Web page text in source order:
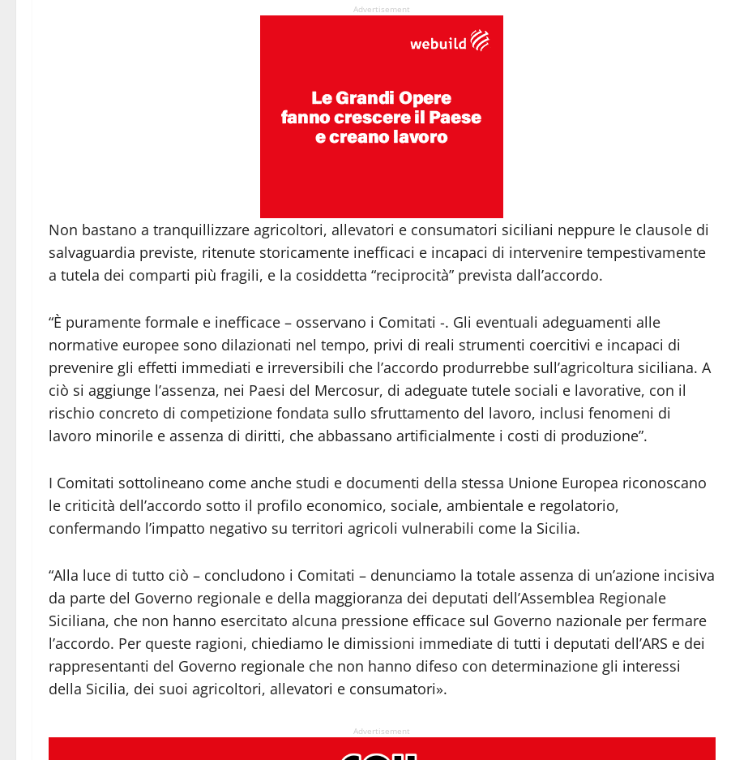
Advertisement
Non bastano a tranquillizzare agricoltori, allevatori e consumatori siciliani neppure le clausole di
salvaguardia previste, ritenute storicamente inefficaci e incapaci di intervenire tempestivamente
a tutela dei comparti più fragili, e la cosiddetta “reciprocità” prevista dall’accordo.
“È puramente formale e inefficace – osservano i Comitati -. Gli eventuali adeguamenti alle
normative europee sono dilazionati nel tempo, privi di reali strumenti coercitivi e incapaci di
prevenire gli effetti immediati e irreversibili che l’accordo produrrebbe sull’agricoltura siciliana. A
ciò si aggiunge l’assenza, nei Paesi del Mercosur, di adeguate tutele sociali e lavorative, con il
rischio concreto di competizione fondata sullo sfruttamento del lavoro, inclusi fenomeni di
lavoro minorile e assenza di diritti, che abbassano artificialmente i costi di produzione”.
I Comitati sottolineano come anche studi e documenti della stessa Unione Europea riconoscano
le criticità dell’accordo sotto il profilo economico, sociale, ambientale e regolatorio,
confermando l’impatto negativo su territori agricoli vulnerabili come la Sicilia.
“Alla luce di tutto ciò – concludono i Comitati – denunciamo la totale assenza di un’azione incisiva
da parte del Governo regionale e della maggioranza dei deputati dell’Assemblea Regionale
Siciliana, che non hanno esercitato alcuna pressione efficace sul Governo nazionale per fermare
l’accordo. Per queste ragioni, chiediamo le dimissioni immediate di tutti i deputati dell’ARS e dei
rappresentanti del Governo regionale che non hanno difeso con determinazione gli interessi
della Sicilia, dei suoi agricoltori, allevatori e consumatori».
Advertisement